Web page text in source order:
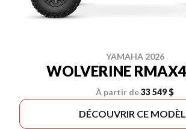
YAMAHA 2026
WOLVERINE
À partir de33 549 $
DÉCOUVRIR CE